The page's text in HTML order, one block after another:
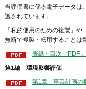
当評価書に係る電子データは
護されています。
「私的使用のための複製」や
無断で複製・転用すること
表紙・目次（PDF：
第1編 環境影響評価
第1章 事業計画の